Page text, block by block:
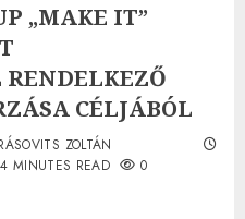
„MAKE IT”
CÉLJÁBÓL
ZOLTÁN
4 MINUTES READ 0